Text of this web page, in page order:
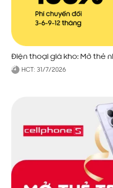
Điện thoại giá kho: Mở thẻ
HCT: 31/7/2026